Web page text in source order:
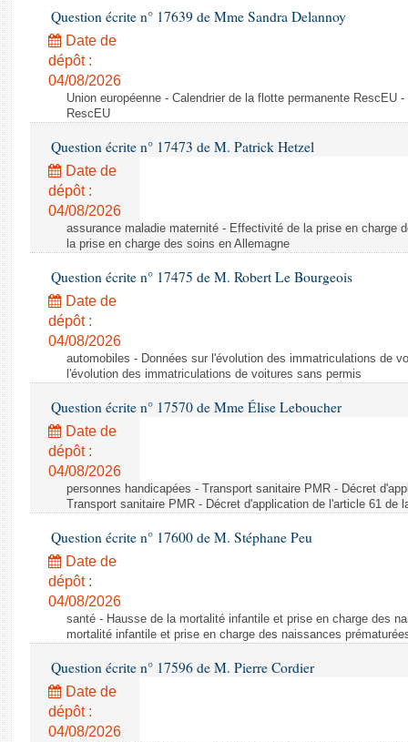
Dossiers législatifs
Budget et sécurité sociale
Questions écrites et orales
Comptes rendus des débats
Question écrite n° 17639 de Mme Sandra Delannoy
Date de
dépôt :
04/08/2026
Union européenne - Calendrier de la flotte permanente RescEU
RescEU
Question écrite n° 17473 de M. Patrick Hetzel
Date de
dépôt :
04/08/2026
assurance maladie maternité - Effectivité de la prise en charge
la prise en charge des soins en Allemagne
Question écrite n° 17475 de M. Robert Le Bourgeois
Date de
dépôt :
04/08/2026
automobiles - Données sur l'évolution des immatriculations de
l'évolution des immatriculations de voitures sans permis
Question écrite n° 17570 de Mme Élise Leboucher
Date de
dépôt :
04/08/2026
personnes handicapées - Transport sanitaire PMR - Décret
Transport sanitaire PMR - Décret d'application de l'article 61 de
Question écrite n° 17600 de M. Stéphane Peu
Date de
dépôt :
04/08/2026
santé - Hausse de la mortalité infantile et prise en charge des
mortalité infantile et prise en charge des naissances
Question écrite n° 17596 de M. Pierre Cordier
Date de
dépôt :
04/08/2026